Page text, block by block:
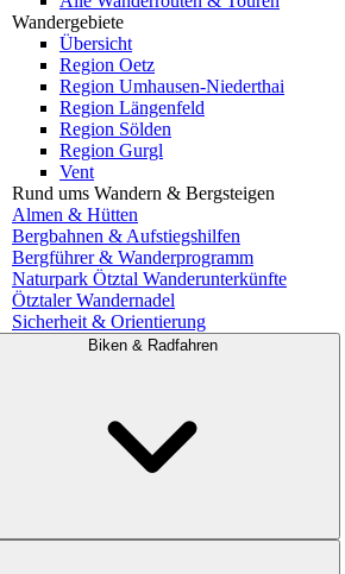
Wandergebiete
Übersicht
Region Oetz
Region Umhausen-Niederthai
Region Längenfeld
Region Sölden
Region Gurgl
Vent
Rund ums Wandern & Bergsteigen
Almen & Hütten
Bergbahnen & Aufstiegshilfen
Bergführer & Wanderprogramm
Naturpark Ötztal Wanderunterkünfte
Ötztaler Wandernadel
Sicherheit & Orientierung
Biken & Radfahren